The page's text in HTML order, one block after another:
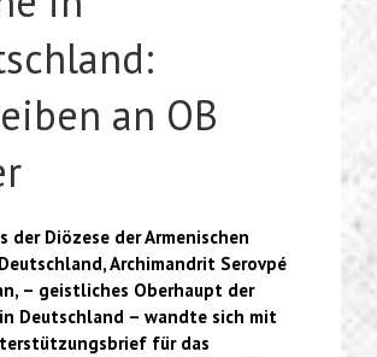
an OB
der Diözese der Armenischen
Archimandrit Serovpé
– geistliches Oberhaupt der
Deutschland – wandte sich mit
für das